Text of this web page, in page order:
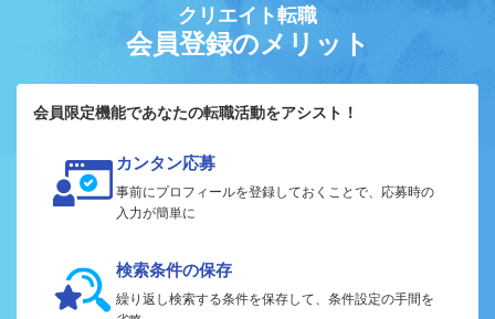
クリエイト転職
会員登録のメリット
会員限定機能であなたの転職活動をアシスト！
カンタン応募
事前にプロフィールを登録しておくことで、応募時の
入力が簡単に
検索条件の保存
繰り返し検索する条件を保存して、条件設定の手間を